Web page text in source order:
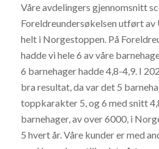
Våre avdelingers gjennomsnitt
Foreldreundersøkelsen utført
helt i Norgestoppen. På
hadde vi hele 6 av våre
6 barnehager hadde 4,8-4,9. I
bra resultat, da var det 5
toppkarakter 5, og 6 med snitt
barnehager, av over 6000, i
5 hvert år. Våre kunder er med